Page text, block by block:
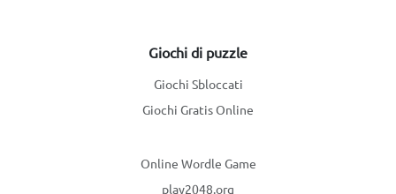
Giochi di puzzle
Giochi Sbloccati
Giochi Gratis Online
Online Wordle Game
play2048.org